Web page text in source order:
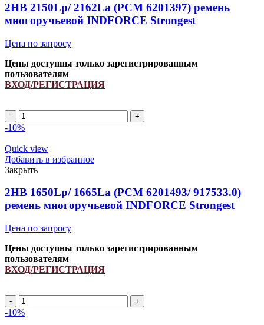
2HB 2150Lp/ 2162La (PCM 6201397) ремень
многоручьевой INDFORCE Strongest
Цена по запросу
Цены доступны только зарегистрированным
пользователям
ВХОД/РЕГИСТРАЦИЯ
2HB
2150Lp/
(PCM
6201397)
ремень
многоручьевой
INDFORCE
Strongest
quantity
-10%
Quick view
Добавить в избранное
Закрыть
2HB 1650Lp/ 1665La (PCM 6201493/ 917533.0)
ремень многоручьевой INDFORCE Strongest
Цена по запросу
Цены доступны только зарегистрированным
пользователям
ВХОД/РЕГИСТРАЦИЯ
2HB
1650Lp/
-10%